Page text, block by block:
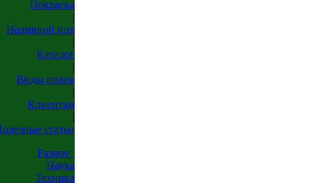
Покраска
|
Наливной пол
|
Каталог
|
Виды полов
|
Клиентам
|
статьи
Разное
Наука
Техника